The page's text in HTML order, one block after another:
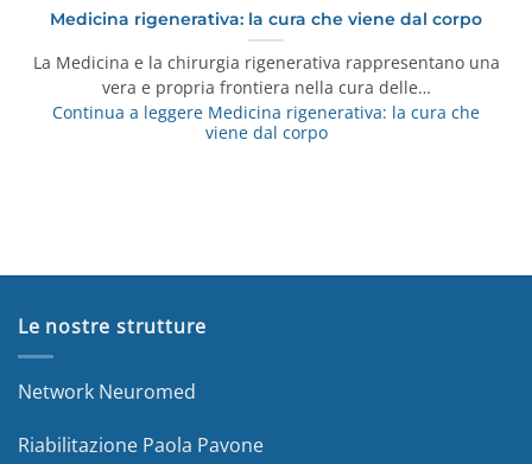
Medicina rigenerativa: la cura che viene dal corpo
La Medicina e la chirurgia rigenerativa rappresentano una
vera e propria frontiera nella cura delle…
Continua a leggere Medicina rigenerativa: la cura che
viene dal corpo
Le nostre strutture
Network Neuromed
Riabilitazione Paola Pavone